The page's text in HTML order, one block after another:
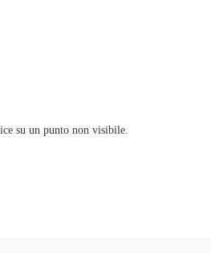
su un punto non visibile.